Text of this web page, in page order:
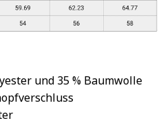
und 35 % Baumwolle